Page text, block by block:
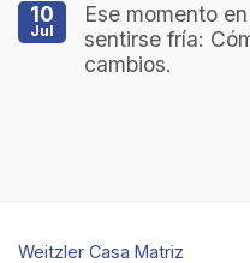
10
Jul
Ese momento
sentirse fría:
cambios.
Weitzler Casa Matriz